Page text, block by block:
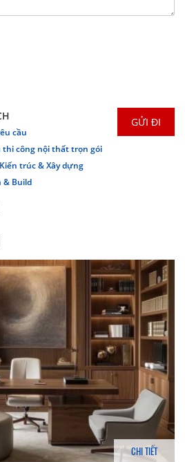
cầu
thi công nội thất trọn gói
trúc & Xây dựng
& Build
CHI TIẾT